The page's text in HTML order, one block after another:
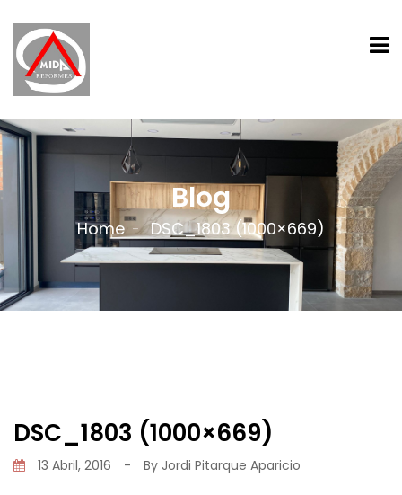
Blog
Home DSC_1803 (1000×669)
DSC_1803 (1000×669)
13 Abril, 2016 - By Jordi Pitarque Aparicio